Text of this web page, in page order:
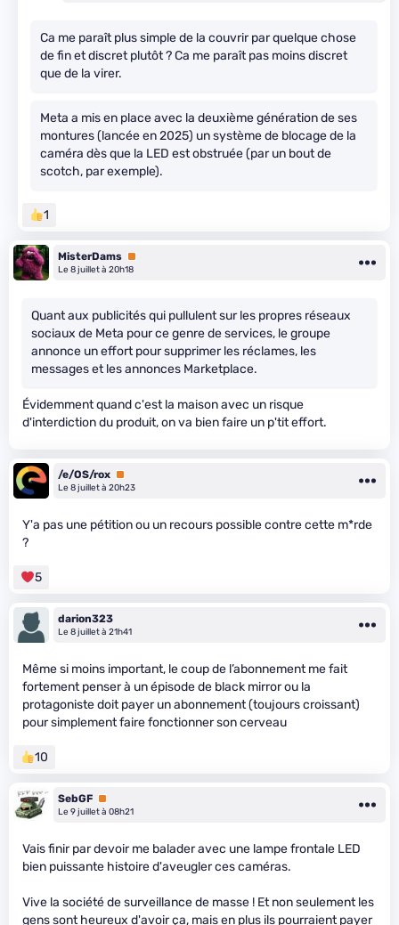
Ca me paraît plus simple de la couvrir par quelque chose
de fin et discret plutôt ? Ca me paraît pas moins discret
que de la virer.
Meta a mis en place avec la deuxième génération de ses
montures (lancée en 2025) un système de blocage de la
caméra dès que la LED est obstruée (par un bout de
scotch, par exemple).
1
MisterDams Premium
Le 8 juillet à 20h18
Quant aux publicités qui pullulent sur les propres réseaux
sociaux de Meta pour ce genre de services, le groupe
annonce un effort pour supprimer les réclames, les
messages et les annonces Marketplace.
Évidemment quand c'est la maison avec un risque
d'interdiction du produit, on va bien faire un p'tit effort.
/e/OS/rox Premium
Le 8 juillet à 20h23
Y'a pas une pétition ou un recours possible contre cette m*rde
?
5
darion323
Le 8 juillet à 21h41
Même si moins important, le coup de l’abonnement me fait
fortement penser à un épisode de black mirror ou la
protagoniste doit payer un abonnement (toujours croissant)
pour simplement faire fonctionner son cerveau
10
SebGF Premium
Le 9 juillet à 08h21
Vais finir par devoir me balader avec une lampe frontale LED
bien puissante histoire d'aveugler ces caméras.
Vive la société de surveillance de masse ! Et non seulement les
gens sont heureux d'avoir ça, mais en plus ils pourraient payer